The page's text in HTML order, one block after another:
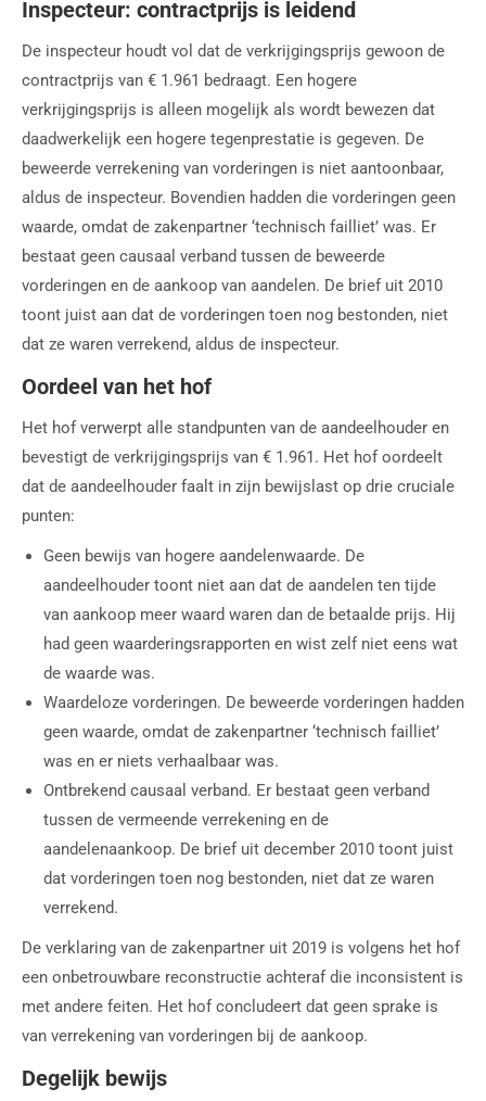
Inspecteur: contractprijs is leidend
De inspecteur houdt vol dat de verkrijgingsprijs gewoon de
contractprijs van € 1.961 bedraagt. Een hogere
verkrijgingsprijs is alleen mogelijk als wordt bewezen dat
daadwerkelijk een hogere tegenprestatie is gegeven. De
beweerde verrekening van vorderingen is niet aantoonbaar,
aldus de inspecteur. Bovendien hadden die vorderingen geen
waarde, omdat de zakenpartner ‘technisch failliet’ was. Er
bestaat geen causaal verband tussen de beweerde
vorderingen en de aankoop van aandelen. De brief uit 2010
toont juist aan dat de vorderingen toen nog bestonden, niet
dat ze waren verrekend, aldus de inspecteur.
Oordeel van het hof
Het hof verwerpt alle standpunten van de aandeelhouder en
bevestigt de verkrijgingsprijs van € 1.961. Het hof oordeelt
dat de aandeelhouder faalt in zijn bewijslast op drie cruciale
punten:
Geen bewijs van hogere aandelenwaarde. De
aandeelhouder toont niet aan dat de aandelen ten tijde
van aankoop meer waard waren dan de betaalde prijs. Hij
had geen waarderingsrapporten en wist zelf niet eens wat
de waarde was.
Waardeloze vorderingen. De beweerde vorderingen hadden
geen waarde, omdat de zakenpartner ‘technisch failliet’
was en er niets verhaalbaar was.
Ontbrekend causaal verband. Er bestaat geen verband
tussen de vermeende verrekening en de
aandelenaankoop. De brief uit december 2010 toont juist
dat vorderingen toen nog bestonden, niet dat ze waren
verrekend.
De verklaring van de zakenpartner uit 2019 is volgens het hof
een onbetrouwbare reconstructie achteraf die inconsistent is
met andere feiten. Het hof concludeert dat geen sprake is
van verrekening van vorderingen bij de aankoop.
Degelijk bewijs